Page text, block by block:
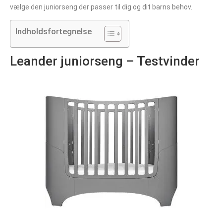
vælge den juniorseng der passer til dig og dit barns behov.
Indholdsfortegnelse
Leander juniorseng – Testvinder